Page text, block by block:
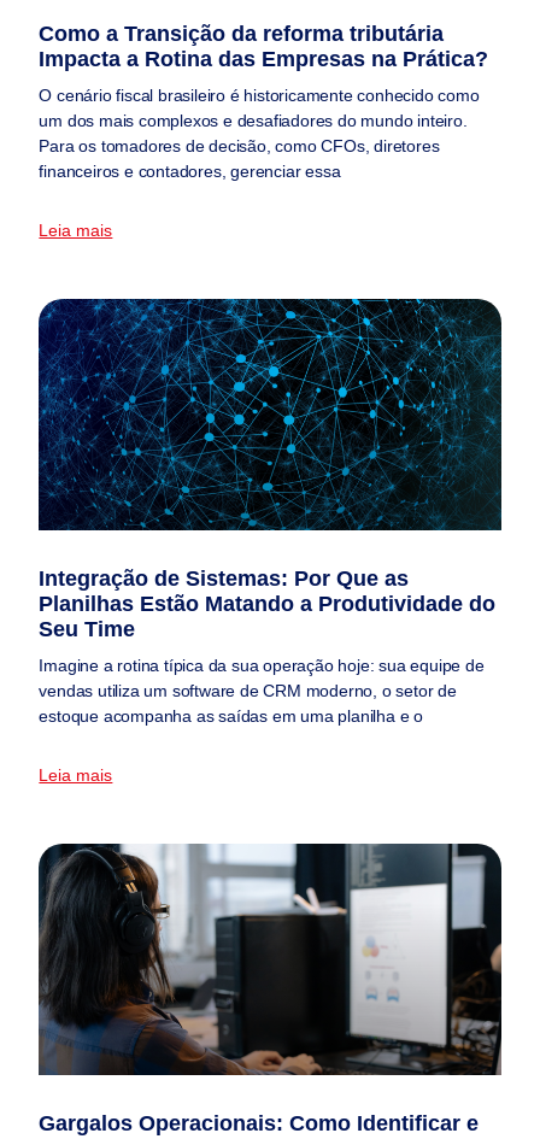
Como a Transição da reforma tributária
Impacta a Rotina das Empresas na Prática?
O cenário fiscal brasileiro é historicamente conhecido como
um dos mais complexos e desafiadores do mundo inteiro.
Para os tomadores de decisão, como CFOs, diretores
financeiros e contadores, gerenciar essa
Leia mais
Integração de Sistemas: Por Que as
Planilhas Estão Matando a Produtividade do
Seu Time
Imagine a rotina típica da sua operação hoje: sua equipe de
vendas utiliza um software de CRM moderno, o setor de
estoque acompanha as saídas em uma planilha e o
Leia mais
Gargalos Operacionais: Como Identificar e